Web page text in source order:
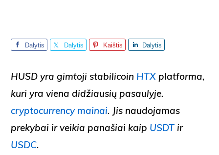
Dalytis Dalytis Kaištis Dalytis
HUSDyra gimtoji stabilicoin HTX platforma,
kuri yra viena didžiausių pasaulyje.
cryptocurrency mainai. Jis naudojamas
prekybai ir veikia panašiai kaip USDT ir
USDC.